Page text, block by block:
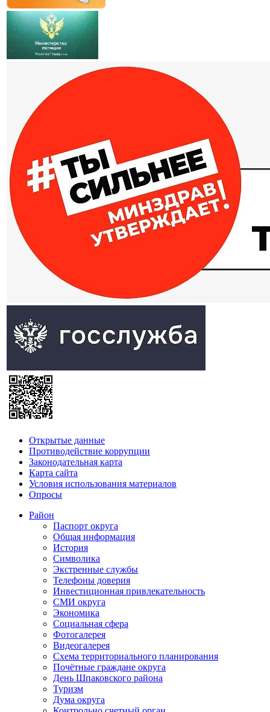
Открытые данные
Противодействие коррупции
Законодательная карта
Карта сайта
Условия использования материалов
Опросы
Район
Паспорт округа
Общая информация
История
Символика
Экстренные службы
Телефоны доверия
Инвестиционная привлекательность
СМИ округа
Экономика
Социальная сфера
Фотогалерея
Видеогалерея
Схема территориального планирования
Почётные граждане округа
День Шпаковского района
Туризм
Дума округа